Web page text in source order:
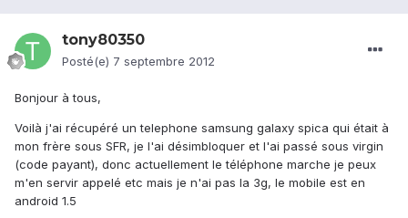
tony80350
Posté(e) 7 septembre 2012
Bonjour à tous,
Voilà j'ai récupéré un telephone samsung galaxy spica qui était à
mon frère sous SFR, je l'ai désimbloquer et l'ai passé sous virgin
(code payant), donc actuellement le téléphone marche je peux
m'en servir appelé etc mais je n'ai pas la 3g, le mobile est en
android 1.5